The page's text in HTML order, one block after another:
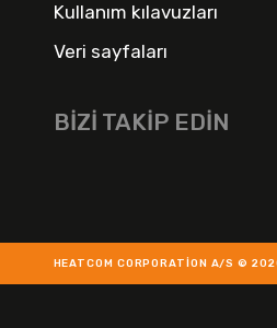
Kullanım kılavuzları
Veri sayfaları
BIZI TAKIP EDIN
HEATCOM CORPORATION A/S ©